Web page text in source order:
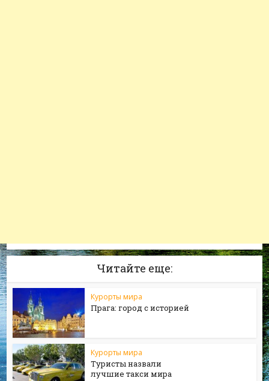
Читайте еще:
Курорты мира
Прага: город с историей
Курорты мира
Туристы назвали
лучшие такси мира